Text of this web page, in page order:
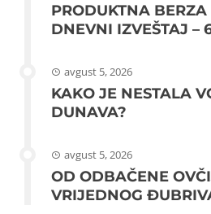
PRODUKTNA
DNEVNI IZVEŠTAJ –
avgust 5, 2026
KAKO JE NESTALA
DUNAVA?
avgust 5, 2026
OD ODBAČENE
VRIJEDNOG